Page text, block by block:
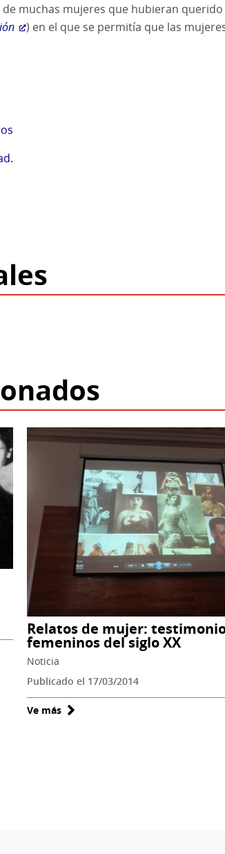
muchas mujeres que hubieran
) en el que se permitía que las
Relatos de mujer:
femeninos del siglo XX
Noticia
Publicado el 17/03/2014
Ve más sobre